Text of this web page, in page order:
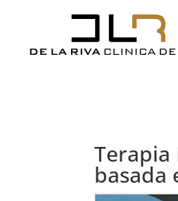
Terapia
basada